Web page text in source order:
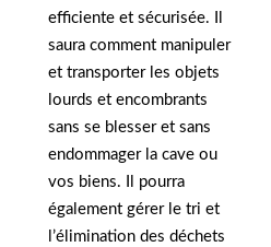
efficiente et sécurisée. Il
saura comment manipuler
et transporter les objets
lourds et encombrants
sans se blesser et sans
endommager la cave ou
vos biens. Il pourra
également gérer le tri et
l’élimination des déchets